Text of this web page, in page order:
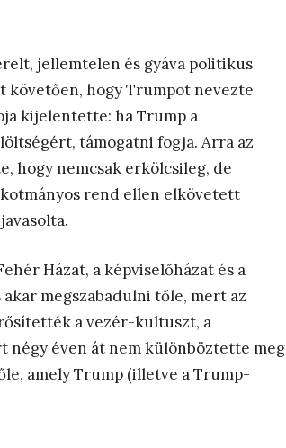
jellemtelen és gyáva politikus
követően, hogy Trumpot nevezte
kijelentette: ha Trump a
támogatni fogja. Arra az
hogy nemcsak erkölcsileg, de
rend ellen elkövetett
Házat, a képviselőházat és a
megszabadulni tőle, mert az
a vezér-kultuszt, a
négy éven át nem különböztette meg
amely Trump (illetve a Trump-